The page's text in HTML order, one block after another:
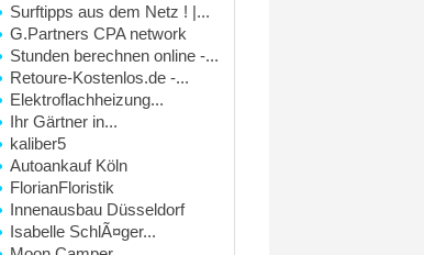
Surftipps aus dem Netz ! |...
G.Partners CPA network
Stunden berechnen online -...
Retoure-Kostenlos.de -...
Elektroflachheizung...
Ihr Gärtner in...
kaliber5
Autoankauf Köln
FlorianFloristik
Innenausbau Düsseldorf
Isabelle SchlÃ¤ger...